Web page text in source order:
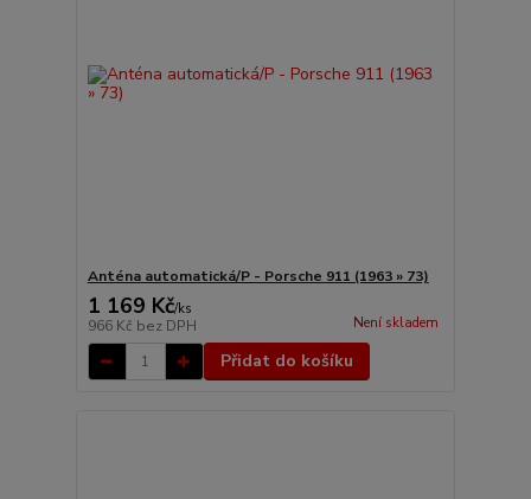
Anténa automatická/P - Porsche 911 (1963 » 73)
1 169 Kč/ks
966 Kč bez DPH Není skladem
Přidat do košíku